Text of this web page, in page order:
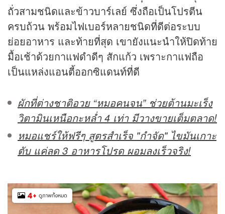
ถั่วสามชนิดและข้าวบาร์เลย์ ซึ่งถือเป็นโปรตีน
ครบถ้วน พร้อมไฟเบอร์หลายชนิดที่ดีต่อระบบ
ย่อยอาหาร และท้ายที่สุด เขายังแนะนำให้ปิดท้าย
มื้อเช้าด้วยกาแฟดำดีๆ สักแก้ว เพราะกาแฟถือ
เป็นแหล่งแอนตี้ออกซิแดนท์ที่ดี
ผักที่ต่างชาติอวย “หมอคนจน” ช่วยต้านมะเร็ง
วิตามินเหนือกะหล่ำ 4 เท่า มีวางขายเต็มตลาด!
หมอแชร์ให้ฟรีๆ สูตรสำเร็จ "กำจัด" ไขมันเกาะ
ตับ แค่ลด 3 อาหารโปรด ผอมลงเร็วจริง!
4+ ดูภาพทั้งหมด